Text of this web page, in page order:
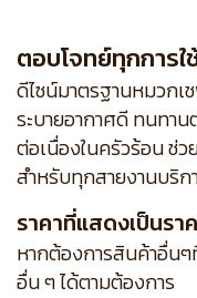
ตอบโจทย์ทุกการใ
ดีไซน์มาตรฐานหมวกเ
ระบายอากาศดี ทนทา
ต่อเนื่องในครัวร้อน ช่
สำหรับทุกสายงานบริก
ราคาที่แสดงเป็นรา
หากต้องการสินค้าอื่น
อื่น ๆ ได้ตามต้องการ